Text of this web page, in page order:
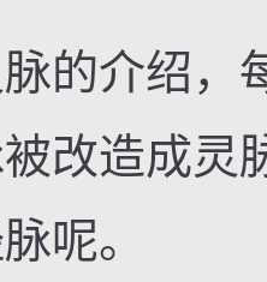
介绍，
改造成灵
呢。